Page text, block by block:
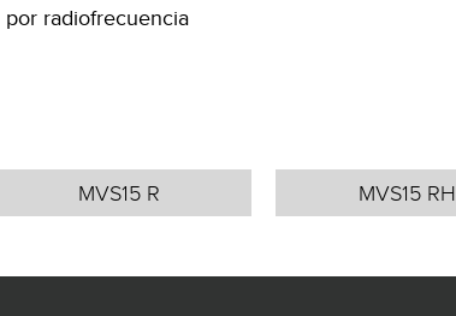
por radiofrecuencia
MVS15 R MVS15 RH